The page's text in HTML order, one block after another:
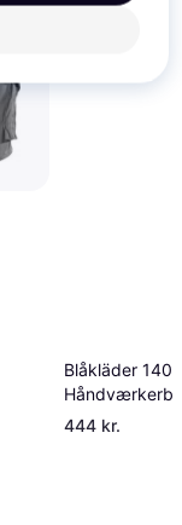
Blåkläder 1407
444 kr.